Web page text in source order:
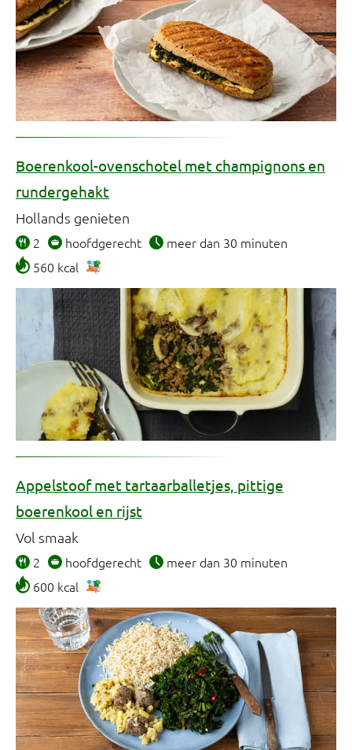
Boerenkool-ovenschotel met champignons en
rundergehakt
Hollands genieten
2 hoofdgerecht
meer dan 30 minuten
560 kcal
Appelstoof met tartaarballetjes, pittige
boerenkool en rijst
Vol smaak
2 hoofdgerecht
meer dan 30 minuten
600 kcal